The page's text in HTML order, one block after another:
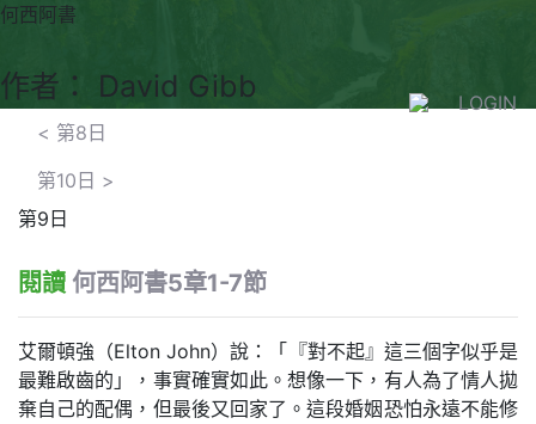
LOGIN
何西阿書
作者： David Gibb
< 第8日
第10日 >
第9日
閱讀 何西阿書5章1-7節
艾爾頓強（Elton John）說：「『對不起』這三個字似乎是
最難啟齒的」，事實確實如此。想像一下，有人為了情人拋
棄自己的配偶，但最後又回家了。這段婚姻恐怕永遠不能修